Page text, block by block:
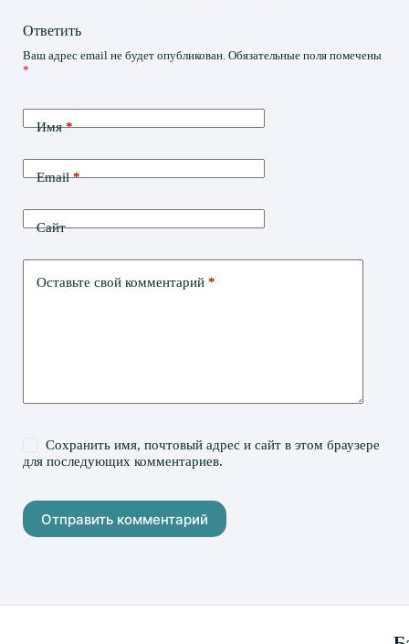
Ответить
Ваш адрес email не будет опубликован. Обязательные поля помечены
*
Имя*
Email*
Сайт
Оставьте свой комментарий *
Сохранить имя, почтовый адрес и сайт в этом браузере
для последующих комментариев.
Отправить комментарий